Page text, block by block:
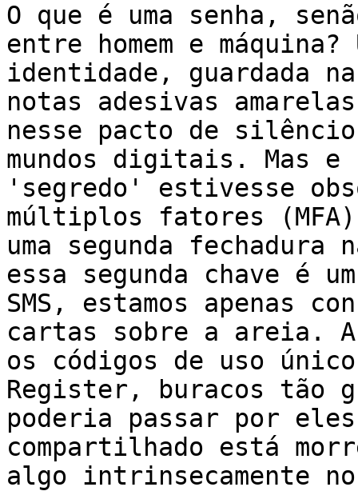
O que é uma senha,
entre homem e
identidade, guardada
notas adesivas
nesse pacto de
mundos digitais. Mas
'segredo' estivesse
múltiplos fatores
uma segunda
essa segunda chave é
SMS, estamos apenas
cartas sobre a areia.
os códigos de uso
Register, buracos tão
poderia passar por
compartilhado está
algo intrinsecamente